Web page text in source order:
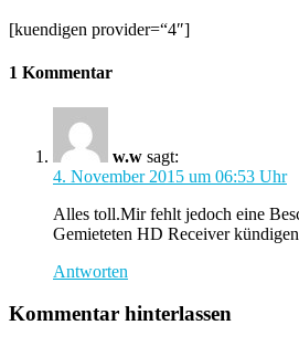
[kuendigen provider=“4″]
1 Kommentar
w.w sagt:
4. November 2015 um 06:53 Uhr
Alles toll.Mir fehlt jedoch eine
Gemieteten HD Receiver
Antworten
Kommentar hinterlassen